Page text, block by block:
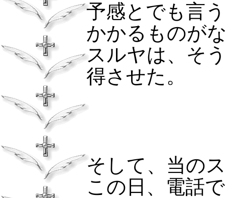
予感とでも言
かかるものが
スルヤは、そ
得させた。
そして、当の
この日、電話